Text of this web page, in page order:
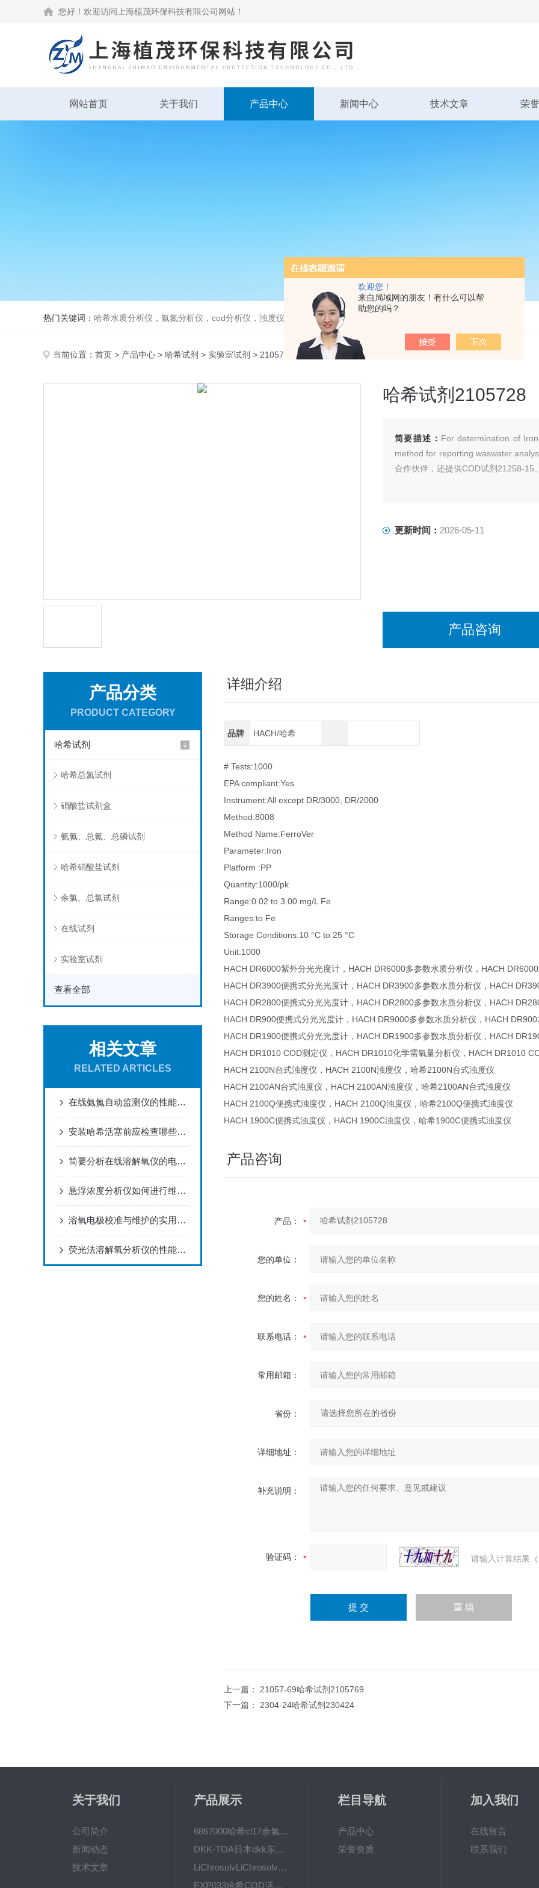
欢迎您！
来自局域网的朋友！有什么可以帮
助您的吗？
您好！欢迎访问上海植茂环保科技有限公司网站！
网站首页 关于我们 产品中心 新闻中心 技术文章 荣
热门关键词： 哈希水质分析仪，氨氮分析仪，cod分析仪，浊度仪，bod分析仪，溶解氧分析仪
当前位置： 首页 > 产品中心 > 哈希试剂 > 实验室试剂 > 21057-28哈希试剂2105728
哈希试剂2105728
简要描述： For determination of
method for reporting waswater
合作伙伴，还提供COD试剂21258-
更新时间： 2026-05-11
产品咨询
产品分类
PRODUCT CATEGORY
哈希试剂
哈希总氮试剂
硝酸盐试剂盒
氨氮、总氮、总磷试剂
哈希硝酸盐试剂
余氯、总氯试剂
在线试剂
实验室试剂
查看全部
相关文章
RELATED ARTICLES
在线氨氮自动监测仪的性能特点
安装哈希活塞前应检查哪些内容？
简要分析在线溶解氧仪的电极维护方法
悬浮浓度分析仪如何进行维护和保养？
溶氧电极校准与维护的实用指南
荧光法溶解氧分析仪的性能特点
详细介绍
品牌 HACH/哈希
# Tests:1000
EPA compliant:Yes
Instrument:All except DR/3000, DR/2000
Method:8008
Method Name:FerroVer
Parameter:Iron
Platform :PP
Quantity:1000/pk
Range:0.02 to 3.00 mg/L Fe
Ranges:to Fe
Storage Conditions:10 °C to 25 °C
Unit:1000
HACH DR6000紫外分光光度计，HACH DR6000多参数水质分析仪，HACH
HACH DR3900便携式分光光度计，HACH DR3900多参数水质分析仪，HACH
HACH DR2800便携式分光光度计，HACH DR2800多参数水质分析仪，HACH
HACH DR900便携式分光光度计，HACH DR9000多参数水质分析仪，HACH
HACH DR1900便携式分光光度计，HACH DR1900多参数水质分析仪，HACH
HACH DR1010 COD测定仪，HACH DR1010化学需氧量分析仪，HACH DR1010
HACH 2100N台式浊度仪，HACH 2100N浊度仪，哈希2100N台式浊度仪
HACH 2100AN台式浊度仪，HACH 2100AN浊度仪，哈希2100AN台式浊度仪
HACH 2100Q便携式浊度仪，HACH 2100Q浊度仪，哈希2100Q便携式浊度仪
HACH 1900C便携式浊度仪，HACH 1900C浊度仪，哈希1900C便携式浊度仪
产品咨询
产品：
您的单位：
您的姓名：
联系电话：
常用邮箱：
省份：
详细地址：
补充说明：
验证码： 请输入计算结果
上一篇： 21057-69哈希试剂2105769
下一篇： 2304-24哈希试剂230424
关于我们
公司简介
新闻动态
技术文章
产品展示
6867000哈希cl17余氯分析仪色度计模块、哈希cl17比色池现货
DKK-TOA日本dkk东亚电波水质仪器电极耗材
LiChrosolvLiChrosolv®HPLC色谱纯溶剂
EXP033哈希COD活塞泵价格 EXP033
栏目导航
产品中心
荣誉资质
加入我们
在线留言
联系我们